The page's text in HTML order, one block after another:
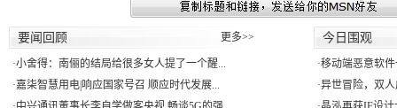
要闻回顾 更多>>
·小舍得：南俪的结局给很多女人提了一个醒...
·嘉柒智慧用电|响应国家号召 顺应时代发展...
今日围观
·移动端恶意软件
·异世冒险，双